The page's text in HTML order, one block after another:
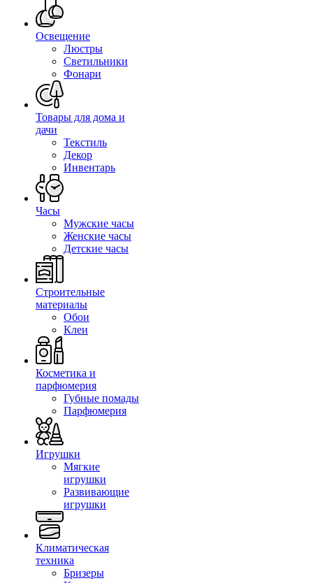
Освещение
Люстры
Светильники
Фонари
Товары для дома и
дачи
Текстиль
Декор
Инвентарь
Часы
Мужские часы
Женские часы
Детские часы
Строительные
материалы
Обои
Клеи
Косметика и
парфюмерия
Губные помады
Парфюмерия
Игрушки
Мягкие
игрушки
Развивающие
игрушки
Климатическая
техника
Бризеры